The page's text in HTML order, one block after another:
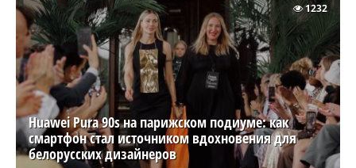
Huawei Pura 90s на парижском подиуме: как
смартфон стал источником вдохновения для
белорусских дизайнеров
1232